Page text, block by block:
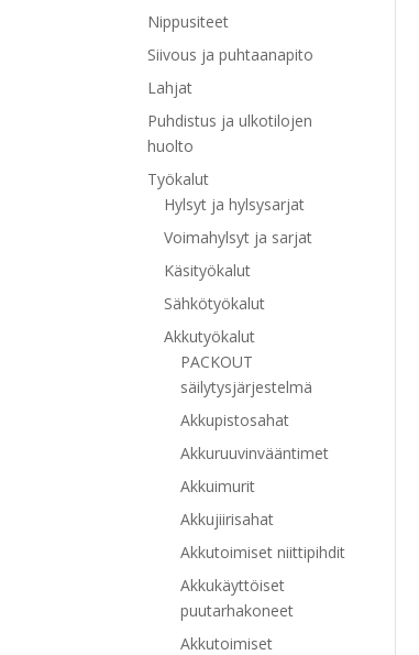
Nippusiteet
Siivous ja puhtaanapito
Lahjat
Puhdistus ja ulkotilojen
huolto
Työkalut
Hylsyt ja hylsysarjat
Voimahylsyt ja sarjat
Käsityökalut
Sähkötyökalut
Akkutyökalut
PACKOUT
säilytysjärjestelmä
Akkupistosahat
Akkuruuvinvääntimet
Akkuimurit
Akkujiirisahat
Akkutoimiset niittipihdit
Akkukäyttöiset
puutarhakoneet
Akkutoimiset